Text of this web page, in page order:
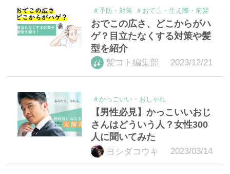
＃予防・対策 ＃おでこ・生え際・前髪
おでこの広さ、どこからがハ
ゲ？目立たなくする対策や髪
型を紹介
髪コト編集部
2023/12/21
＃かっこいい・おしゃれ
【男性必見】かっこいいおじ
さんはどういう人？女性300
人に聞いてみた
ヨシダコウキ
2023/03/14